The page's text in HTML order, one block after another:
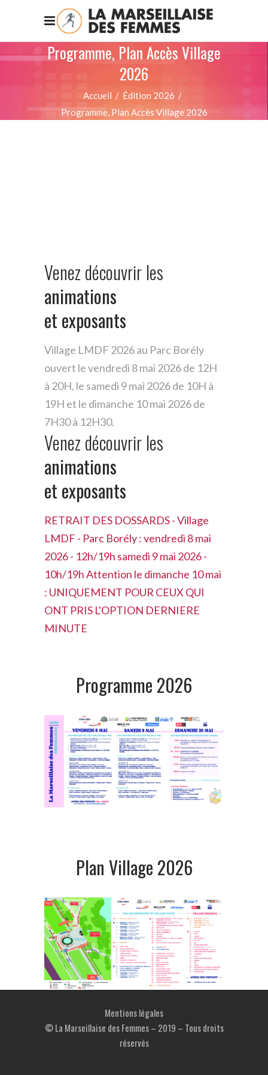
Programme, Plan Accès Village
2026
Accueil / Édition 2026 /
Programme, Plan Accès Village 2026
Venez découvrir les
animations
et exposants
Village LMDF 2026 au Parc Borély
ouvert le vendredi 8 mai 2026 de 12H
à 20H, le samedi 9 mai 2026 de 10H à
19H et le dimanche 10 mai 2026 de
7H30 à 12H30.
Venez découvrir les
animations
et exposants
RETRAIT DES DOSSARDS - Village
LMDF - Parc Borély :vendredi 8 mai
2026 - 12h/19h samedi 9 mai 2026 -
10h/19h Attention le dimanche 10 mai
: UNIQUEMENT POUR CEUX QUI
ONT PRIS L'OPTION DERNIERE
MINUTE
Programme 2026
Plan Village 2026
Mentions légales
© La Marseillaise des Femmes – 2019 – Tous droits
réservés